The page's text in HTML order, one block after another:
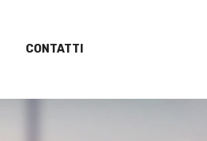
CONTATTI